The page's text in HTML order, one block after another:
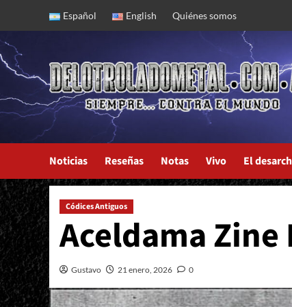
content
Español English Quiénes somos
Noticias Reseñas Notas Vivo El
Códices Antiguos
Aceldama Zine
Gustavo 21 enero, 2026 0